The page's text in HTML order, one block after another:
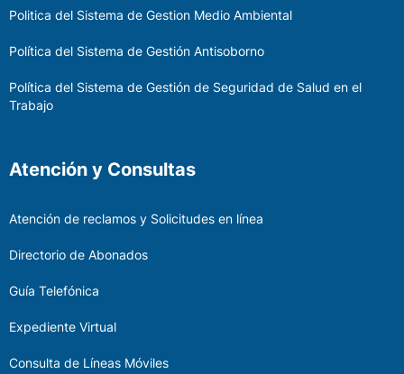
Politica del Sistema de Gestion Medio Ambiental
Política del Sistema de Gestión Antisoborno
Política del Sistema de Gestión de Seguridad de Salud en el
Trabajo
Atención y Consultas
Atención de reclamos y Solicitudes en línea
Directorio de Abonados
Guía Telefónica
Expediente Virtual
Consulta de Líneas Móviles